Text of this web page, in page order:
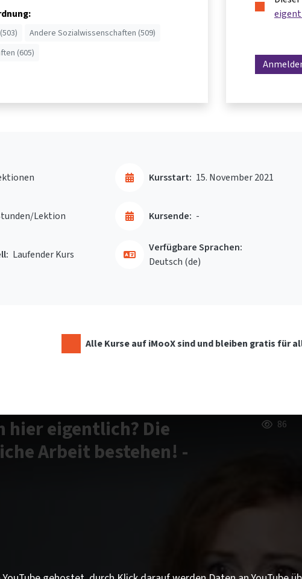
Andere Sozialwissenschaften (509)
(605)
Lektion
Kursstart: 15. November 2021
Kursende: -
Laufender Kurs
Verfügbare Sprachen:
Deutsch ‎(de)‎
Alle Kurse auf iMooX sind und bleiben gratis für
hier eigentlich? Die
Arbeit bestehen! -
86